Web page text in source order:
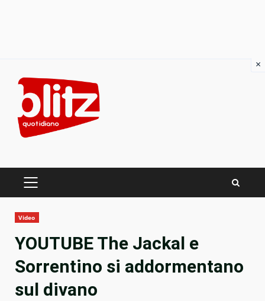
content
PRIMARY
Video
YOUTUBE The Jackal e
Sorrentino si addormentano
sul divano
×